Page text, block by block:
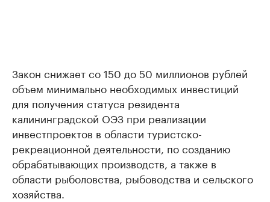
Закон снижает со 150 до 50 миллионов рублей
объем минимально необходимых инвестиций
для получения статуса резидента
калининградской ОЭЗ при реализации
инвестпроектов в области туристско-
рекреационной деятельности, по созданию
обрабатывающих производств, а также в
области рыболовства, рыбоводства и сельского
хозяйства.